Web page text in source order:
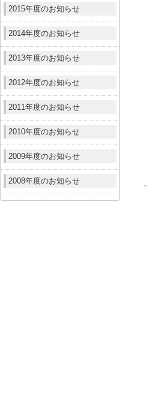
2015年度のお知らせ
2014年度のお知らせ
2013年度のお知らせ
2012年度のお知らせ
2011年度のお知らせ
2010年度のお知らせ
2009年度のお知らせ
2008年度のお知らせ